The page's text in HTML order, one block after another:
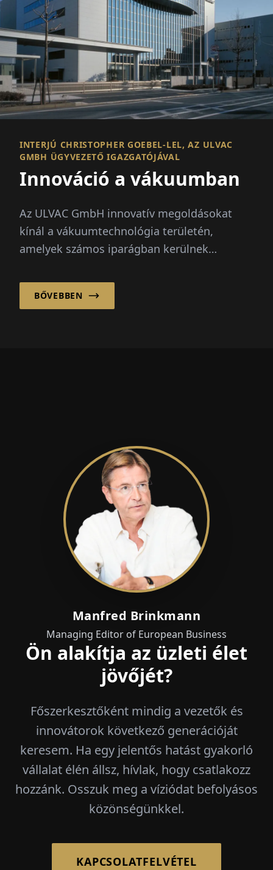
INTERJÚ CHRISTOPHER GOEBEL-LEL, AZ ULVAC
GMBH ÜGYVEZETŐ IGAZGATÓJÁVAL
Innováció a vákuumban
Az ULVAC GmbH innovatív megoldásokat
kínál a vákuumtechnológia területén,
amelyek számos iparágban kerülnek
BŐVEBBEN
Manfred Brinkmann
Managing Editor of European Business
Ön alakítja az üzleti élet
jövőjét?
Főszerkesztőként mindig a vezetők és
innovátorok következő generációját
keresem. Ha egy jelentős hatást gyakorló
vállalat élén állsz, hívlak, hogy csatlakozz
hozzánk. Osszuk meg a víziódat befolyásos
közönségünkkel.
KAPCSOLATFELVÉTEL